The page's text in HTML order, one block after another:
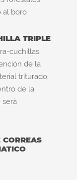
al boro
TRIPLE
cuchillas
de la
triturado,
de la
serà
CORREAS